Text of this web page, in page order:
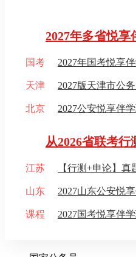
国考 2027年国考悦享
天津 2027版天津市公
北京 2027公安悦享伴
江苏 【行测+申论】真
山东 2027山东公安悦
课程 2027国考悦享伴